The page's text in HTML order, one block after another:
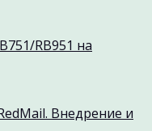
RB951 на
Внедрение и